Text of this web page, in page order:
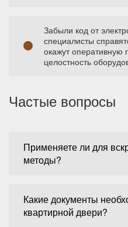
Забыли код от
специалисты
окажут
целостность
Частые вопросы
Применяете ли для
методы?
Какие документы
квартирной двери?